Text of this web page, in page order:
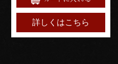
詳しくはこちら